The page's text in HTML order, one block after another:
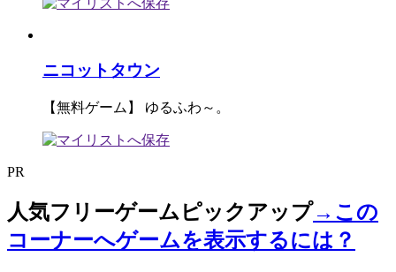
ニコットタウン
【無料ゲーム】 ゆるふわ～。
PR
人気フリーゲームピックアップ→この
コーナーへゲームを表示するには？